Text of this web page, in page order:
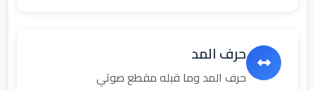
حرف المد
حرف المد وما قبله مقطع صوتي